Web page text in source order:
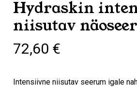
Hydraskin
niisutav
72,60 €
Intensiivne niisutav seerum igale